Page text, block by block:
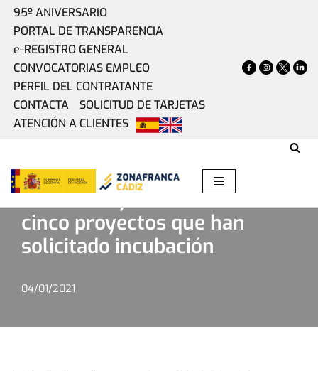
95º ANIVERSARIO
PORTAL DE TRANSPARENCIA
e-REGISTRO GENERAL
CONVOCATORIAS EMPLEO
PERFIL DEL CONTRATANTE
CONTACTA
SOLICITUD DE TARJETAS
ATENCIÓN A CLIENTES
Incubazul ya cuenta con cinco
Incubazul ya cuenta con
cinco proyectos que han
solicitado incubación
04/01/2021